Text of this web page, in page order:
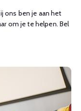
ons ben je aan het
om je te helpen. Bel